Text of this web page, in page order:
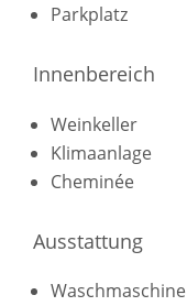
Parkplatz
Innenbereich
Weinkeller
Klimaanlage
Cheminée
Ausstattung
Waschmaschine